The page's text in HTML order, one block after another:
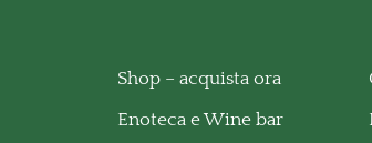
Shop – acquista ora
Enoteca e Wine bar